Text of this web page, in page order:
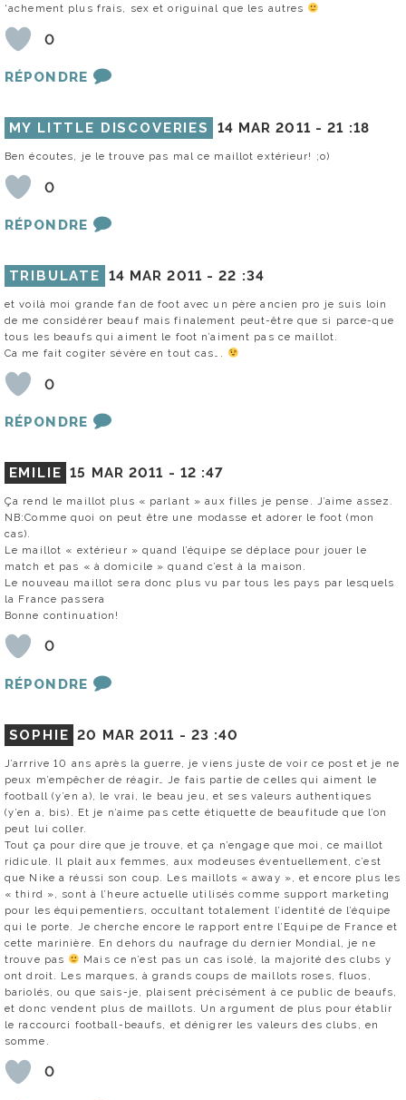
‘achement plus frais, sex et origuinal que les autres
0
RÉPONDRE
MY LITTLE DISCOVERIES 14 MAR 2011 -21 :18
Ben écoutes, je le trouve pas mal ce maillot extérieur! ;o)
0
RÉPONDRE
TRIBULATE 14 MAR 2011 -22 :34
et voilà moi grande fan de foot avec un père ancien pro je suis loin
de me considérer beauf mais finalement peut-être que si parce-que
tous les beaufs qui aiment le foot n’aiment pas ce maillot.
Ca me fait cogiter sévère en tout cas….
0
RÉPONDRE
EMILIE 15 MAR 2011 - 12 :47
Ça rend le maillot plus « parlant » aux filles je pense. J’aime assez.
NB:Comme quoi on peut être une modasse et adorer le foot (mon
cas).
Le maillot « extérieur » quand l’équipe se déplace pour jouer le
match et pas « à domicile » quand c’est à la maison.
Le nouveau maillot sera donc plus vu par tous les pays par lesquels
la France passera
Bonne continuation!
0
RÉPONDRE
SOPHIE 20 MAR 2011 - 23 :40
J’arrrive 10 ans après la guerre, je viens juste de voir ce post et je ne
peux m’empêcher de réagir… Je fais partie de celles qui aiment le
football (y’en a), le vrai, le beau jeu, et ses valeurs authentiques
(y’en a, bis). Et je n’aime pas cette étiquette de beaufitude que l’on
peut lui coller.
Tout ça pour dire que je trouve, et ça n’engage que moi, ce maillot
ridicule. Il plait aux femmes, aux modeuses éventuellement, c’est
que Nike a réussi son coup. Les maillots « away », et encore plus les
« third », sont à l’heure actuelle utilisés comme support marketing
pour les équipementiers, occultant totalement l’identité de l’équipe
qui le porte. Je cherche encore le rapport entre l’Equipe de France et
cette marinière. En dehors du naufrage du dernier Mondial, je ne
trouve pas
Mais ce n’est pas un cas isolé, la majorité des clubs y
ont droit. Les marques, à grands coups de maillots roses, fluos,
bariolés, ou que sais-je, plaisent précisément à ce public de beaufs,
et donc vendent plus de maillots. Un argument de plus pour établir
le raccourci football-beaufs, et dénigrer les valeurs des clubs, en
somme.
0